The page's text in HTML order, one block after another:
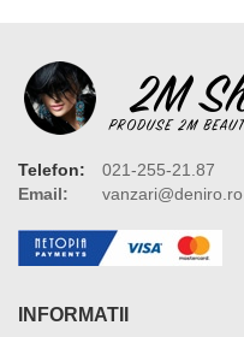
Telefon:
021-255-21.87
Email:
vanzari@deniro.ro
INFORMATII